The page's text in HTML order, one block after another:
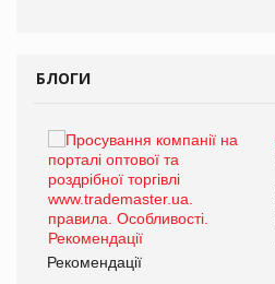
БЛОГИ
Рекомендації